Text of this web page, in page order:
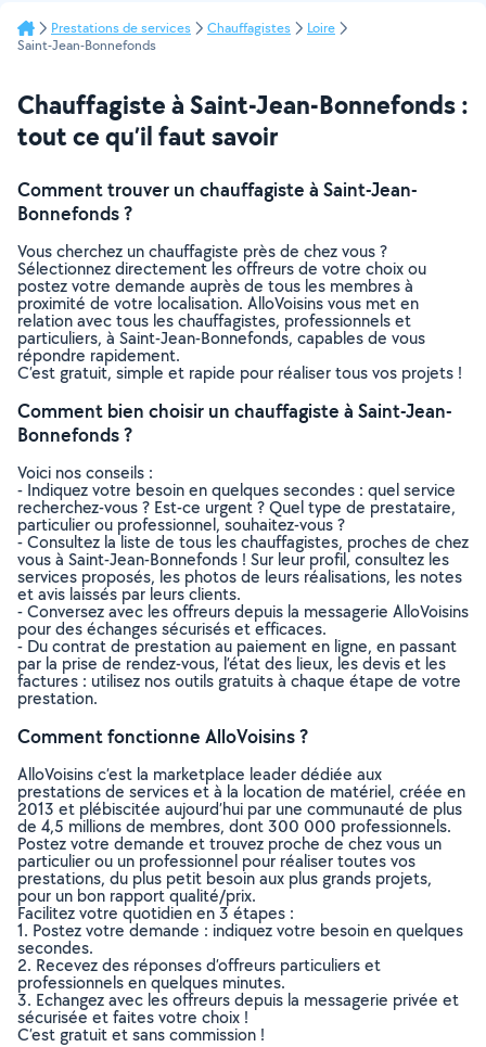
Prestations de services Chauffagistes
Loire
Saint-Jean-Bonnefonds
Chauffagiste à Saint-Jean-Bonnefonds :
tout ce qu’il faut savoir
Comment trouver un chauffagiste à Saint-Jean-
Bonnefonds ?
Vous cherchez un chauffagiste près de chez vous ?
Sélectionnez directement les offreurs de votre choix ou
postez votre demande auprès de tous les membres à
proximité de votre localisation. AlloVoisins vous met en
relation avec tous les chauffagistes, professionnels et
particuliers, à Saint-Jean-Bonnefonds, capables de vous
répondre rapidement.
C’est gratuit, simple et rapide pour réaliser tous vos projets !
Comment bien choisir un chauffagiste à Saint-Jean-
Bonnefonds ?
Voici nos conseils :
- Indiquez votre besoin en quelques secondes : quel service
recherchez-vous ? Est-ce urgent ? Quel type de prestataire,
particulier ou professionnel, souhaitez-vous ?
- Consultez la liste de tous les chauffagistes, proches de chez
vous à Saint-Jean-Bonnefonds ! Sur leur profil, consultez les
services proposés, les photos de leurs réalisations, les notes
et avis laissés par leurs clients.
- Conversez avec les offreurs depuis la messagerie AlloVoisins
pour des échanges sécurisés et efficaces.
- Du contrat de prestation au paiement en ligne, en passant
par la prise de rendez-vous, l’état des lieux, les devis et les
factures : utilisez nos outils gratuits à chaque étape de votre
prestation.
Comment fonctionne AlloVoisins ?
AlloVoisins c’est la marketplace leader dédiée aux
prestations de services et à la location de matériel, créée en
2013 et plébiscitée aujourd’hui par une communauté de plus
de 4,5 millions de membres, dont 300 000 professionnels.
Postez votre demande et trouvez proche de chez vous un
particulier ou un professionnel pour réaliser toutes vos
prestations, du plus petit besoin aux plus grands projets,
pour un bon rapport qualité/prix.
Facilitez votre quotidien en 3 étapes :
1. Postez votre demande : indiquez votre besoin en quelques
secondes.
2. Recevez des réponses d’offreurs particuliers et
professionnels en quelques minutes.
3. Echangez avec les offreurs depuis la messagerie privée et
sécurisée et faites votre choix !
C’est gratuit et sans commission !